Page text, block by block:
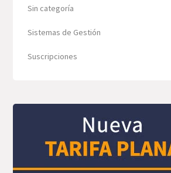
Sin categoría
Sistemas de Gestión
Suscripciones